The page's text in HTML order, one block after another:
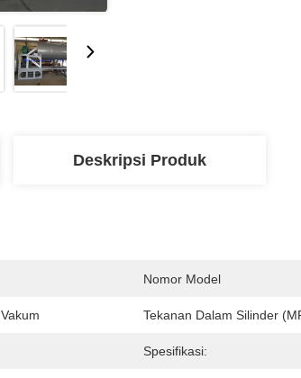
Deskripsi Produk
Nomor Model
Tekanan Dalam Silinder
Spesifikasi: